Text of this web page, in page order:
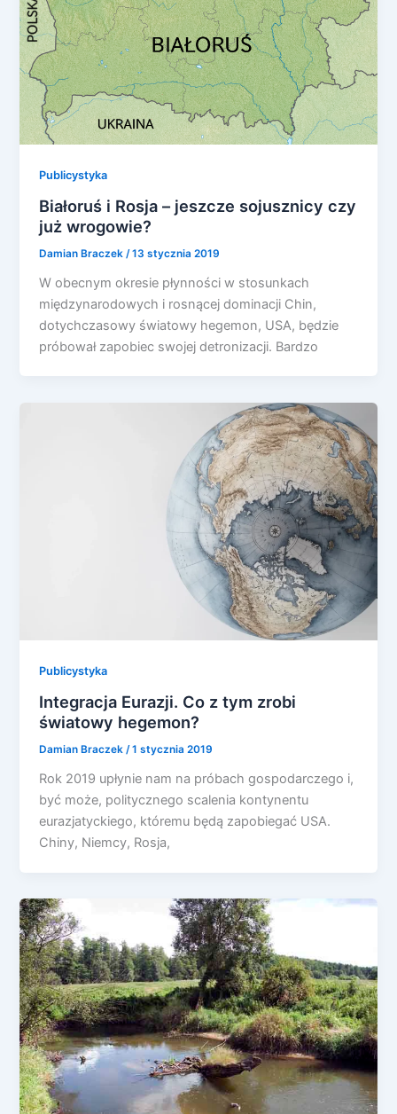
Publicystyka
Białoruś i Rosja – jeszcze sojusznicy czy
już wrogowie?
Damian Braczek /13 stycznia 2019
W obecnym okresie płynności w stosunkach
międzynarodowych i rosnącej dominacji Chin,
dotychczasowy światowy hegemon, USA, będzie
próbował zapobiec swojej detronizacji. Bardzo
Publicystyka
Integracja Eurazji. Co z tym zrobi
światowy hegemon?
Damian Braczek/1 stycznia 2019
Rok 2019 upłynie nam na próbach gospodarczego i,
być może, politycznego scalenia kontynentu
eurazjatyckiego, któremu będą zapobiegać USA.
Chiny, Niemcy, Rosja,